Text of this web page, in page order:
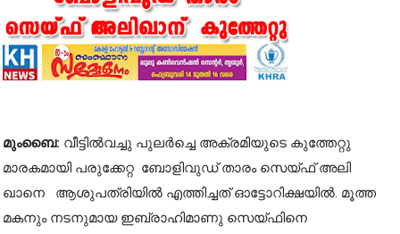
മുംബൈ: വീട്ടിൽവച്ചു പുലർച്ചെ അക്രമിയുടെ കുത്തേറ്റു
മാരകമായി പരുക്കേറ്റ ബോളിവുഡ് താരം സെയ്ഫ് അലി
ഖാനെ ആശുപത്രിയിൽ എത്തിച്ചത് ഓട്ടോറിക്ഷയിൽ. മൂത്ത
മകനും നടനുമായ ഇബ്രാഹിമാണു സെയ്ഫിനെ